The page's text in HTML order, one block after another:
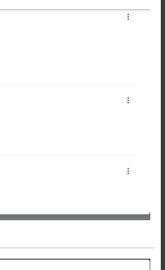
করুন
সাবস্ক্রাইব